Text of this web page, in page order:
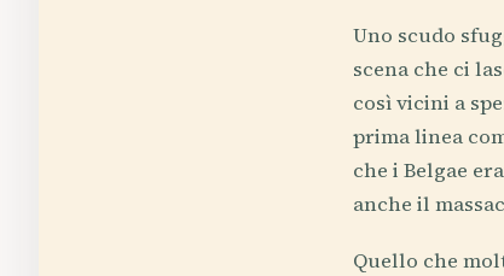
Uno scudo
scena che ci
così vicini a
prima linea
che i Belgae
anche il
Quello che